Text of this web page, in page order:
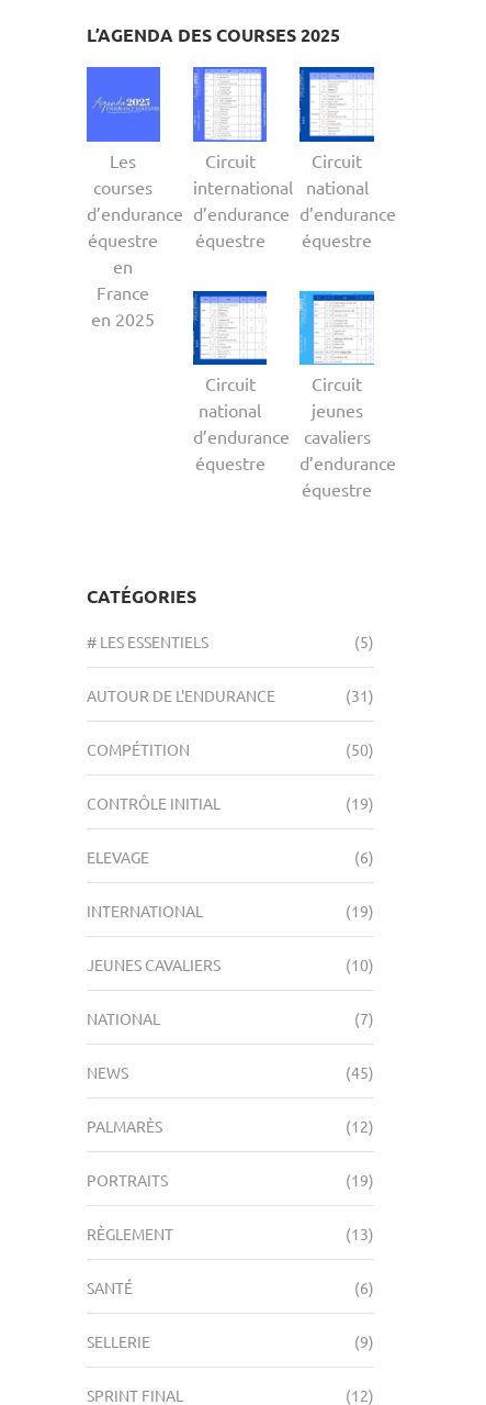
L’AGENDA DES COURSES 2025
Les
courses
d’endurance
équestre
en
France
en 2025
Circuit
international
d’endurance
équestre
Circuit
national
d’endurance
équestre
Circuit
national
d’endurance
équestre
Circuit
jeunes
cavaliers
d’endurance
équestre
CATÉGORIES
# LES ESSENTIELS (5)
AUTOUR DE L'ENDURANCE (31)
COMPÉTITION (50)
CONTRÔLE INITIAL (19)
ELEVAGE (6)
INTERNATIONAL (19)
JEUNES CAVALIERS (10)
NATIONAL (7)
NEWS (45)
PALMARÈS (12)
PORTRAITS (19)
RÈGLEMENT (13)
SANTÉ (6)
SELLERIE (9)
SPRINT FINAL (12)